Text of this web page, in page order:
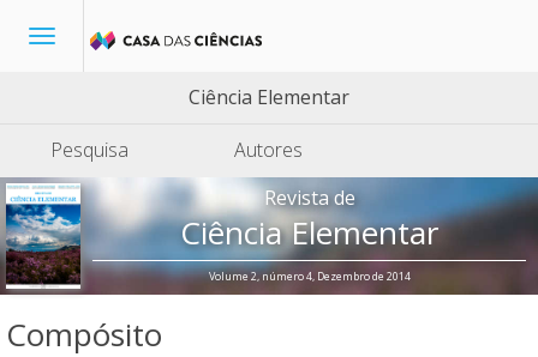
Toggle
Ciência Elementar
Pesquisa
Autores
Revista de
Ciência Elementar
Volume 2, número 4, Dezembro de 2014
Compósito